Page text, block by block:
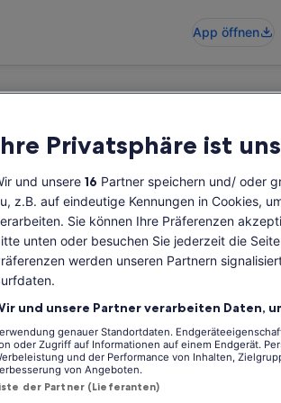
App öffnen
Privatsphäre ist
und unsere 16 Partner speichern und/ oder
z.B. auf eindeutige Kennungen in Cookies,
Sie können Ihre Präferenzen
unten oder besuchen Sie jederzeit die
werden unseren Partnern
und unsere Partner verarbeiten Daten,
genauer Standortdaten.
oder Zugriff auf Informationen auf einem Endgerät.
und der Performance von Inhalten,
von Angeboten.
der Partner (Lieferanten)